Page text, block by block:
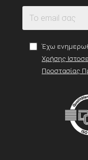
Έχω
Χρήσης
Προστασίας